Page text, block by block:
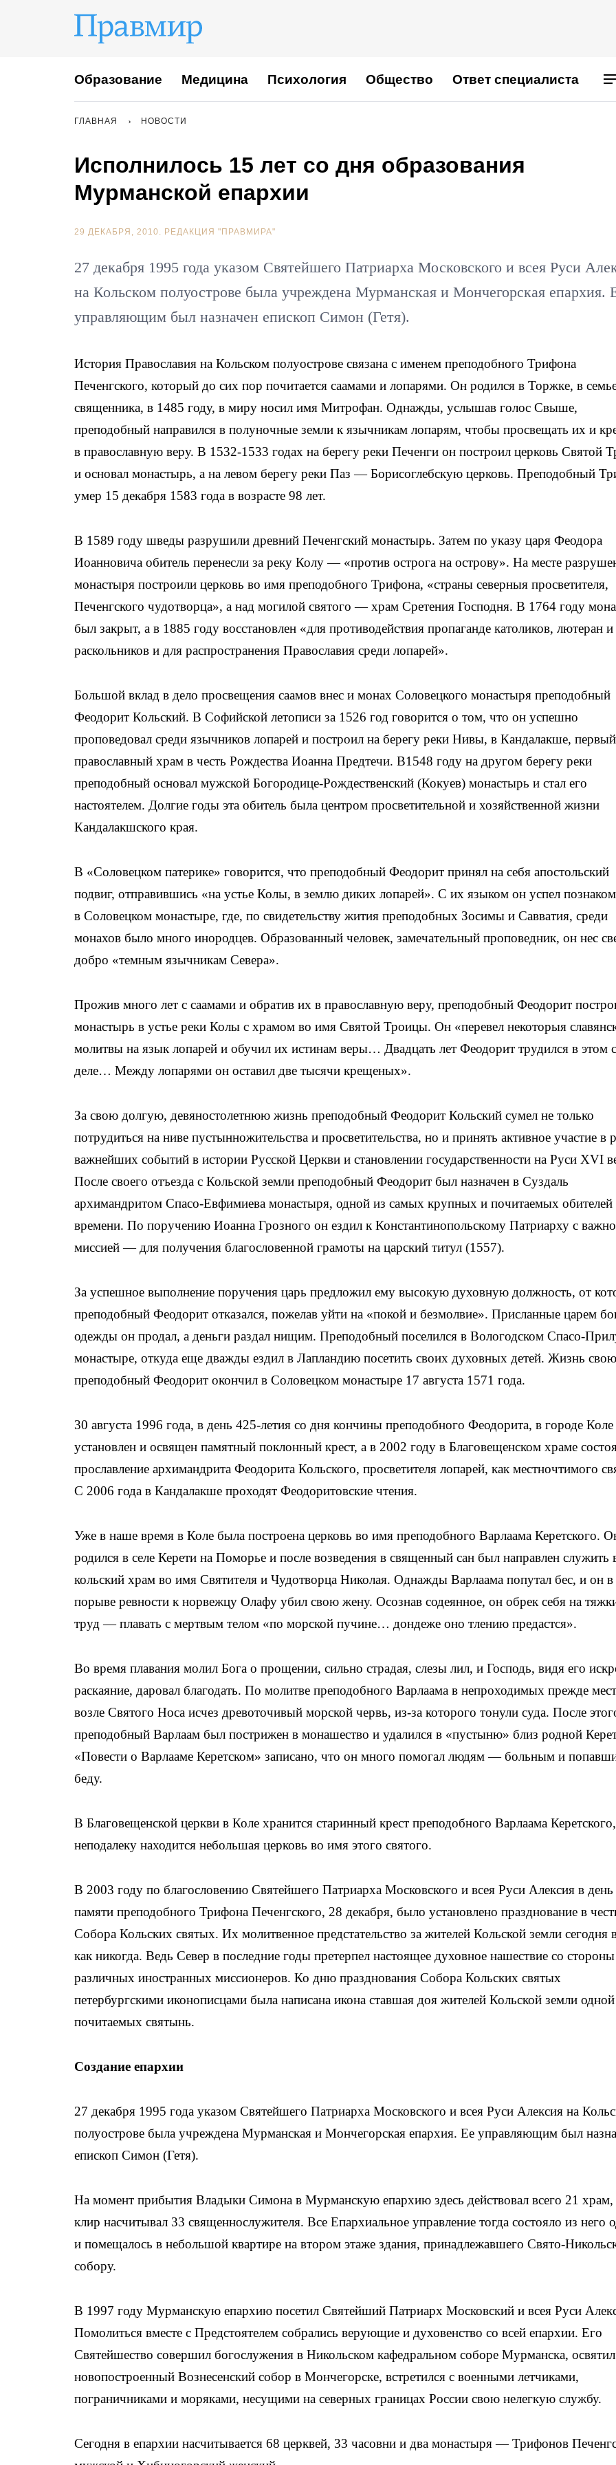
Образование Медицина Психология Общество Ответ специалиста
ГЛАВНАЯ НОВОСТИ
Исполнилось 15 лет со дня образования
Мурманской епархии
29 ДЕКАБРЯ, 2010. РЕДАКЦИЯ "ПРАВМИРА"
27 декабря 1995 года указом Святейшего Патриарха Московского и всея Руси
на Кольском полуострове была учреждена Мурманская и Мончегорская епархия.
управляющим был назначен епископ Симон (Гетя).
История Православия на Кольском полуострове связана с именем преподобного Трифона
Печенгского, который до сих пор почитается саамами и лопарями. Он родился в Торжке, в
священника, в 1485 году, в миру носил имя Митрофан. Однажды, услышав голос Свыше,
преподобный направился в полуночные земли к язычникам лопарям, чтобы просвещать их и
в православную веру. В 1532-1533 годах на берегу реки Печенги он построил церковь Святой
и основал монастырь, а на левом берегу реки Паз — Борисоглебскую церковь. Преподобный
умер 15 декабря 1583 года в возрасте 98 лет.
В 1589 году шведы разрушили древний Печенгский монастырь. Затем по указу царя Феодора
Иоанновича обитель перенесли за реку Колу — «против острога на острову». На месте
монастыря построили церковь во имя преподобного Трифона, «страны северныя просветителя,
Печенгского чудотворца», а над могилой святого — храм Сретения Господня. В 1764 году
был закрыт, а в 1885 году восстановлен «для противодействия пропаганде католиков, лютеран и
раскольников и для распространения Православия среди лопарей».
Большой вклад в дело просвещения саамов внес и монах Соловецкого монастыря преподобный
Феодорит Кольский. В Софийской летописи за 1526 год говорится о том, что он успешно
проповедовал среди язычников лопарей и построил на берегу реки Нивы, в Кандалакше, первый
православный храм в честь Рождества Иоанна Предтечи. В1548 году на другом берегу реки
преподобный основал мужской Богородице-Рождественский (Кокуев) монастырь и стал его
настоятелем. Долгие годы эта обитель была центром просветительной и хозяйственной жизни
Кандалакшского края.
В «Соловецком патерике» говорится, что преподобный Феодорит принял на себя апостольский
подвиг, отправившись «на устье Колы, в землю диких лопарей». С их языком он успел
в Соловецком монастыре, где, по свидетельству жития преподобных Зосимы и Савватия, среди
монахов было много инородцев. Образованный человек, замечательный проповедник, он нес
добро «темным язычникам Севера».
Прожив много лет с саамами и обратив их в православную веру, преподобный Феодорит
монастырь в устье реки Колы с храмом во имя Святой Троицы. Он «перевел некоторыя
молитвы на язык лопарей и обучил их истинам веры… Двадцать лет Феодорит трудился в этом
деле… Между лопарями он оставил две тысячи крещеных».
За свою долгую, девяностолетнюю жизнь преподобный Феодорит Кольский сумел не только
потрудиться на ниве пустынножительства и просветительства, но и принять активное участие в
важнейших событий в истории Русской Церкви и становлении государственности на Руси XVI
После своего отъезда с Кольской земли преподобный Феодорит был назначен в Суздаль
архимандритом Спасо-Евфимиева монастыря, одной из самых крупных и почитаемых обителей
времени. По поручению Иоанна Грозного он ездил к Константинопольскому Патриарху с
миссией — для получения благословенной грамоты на царский титул (1557).
За успешное выполнение поручения царь предложил ему высокую духовную должность, от
преподобный Феодорит отказался, пожелав уйти на «покой и безмолвие». Присланные царем
одежды он продал, а деньги раздал нищим. Преподобный поселился в Вологодском Спасо-
монастыре, откуда еще дважды ездил в Лапландию посетить своих духовных детей. Жизнь свою
преподобный Феодорит окончил в Соловецком монастыре 17 августа 1571 года.
30 августа 1996 года, в день 425-летия со дня кончины преподобного Феодорита, в городе
установлен и освящен памятный поклонный крест, а в 2002 году в Благовещенском храме
прославление архимандрита Феодорита Кольского, просветителя лопарей, как местночтимого
С 2006 года в Кандалакше проходят Феодоритовские чтения.
Уже в наше время в Коле была построена церковь во имя преподобного Варлаама Керетского.
родился в селе Керети на Поморье и после возведения в священный сан был направлен служить
кольский храм во имя Святителя и Чудотворца Николая. Однажды Варлаама попутал бес, и он в
порыве ревности к норвежцу Олафу убил свою жену. Осознав содеянное, он обрек себя на
труд — плавать с мертвым телом «по морской пучине… дондеже оно тлению предастся».
Во время плавания молил Бога о прощении, сильно страдая, слезы лил, и Господь, видя его
раскаяние, даровал благодать. По молитве преподобного Варлаама в непроходимых прежде
возле Святого Носа исчез древоточивый морской червь, из-за которого тонули суда. После
преподобный Варлаам был пострижен в монашество и удалился в «пустыню» близ родной
«Повести о Варлааме Керетском» записано, что он много помогал людям — больным и
беду.
В Благовещенской церкви в Коле хранится старинный крест преподобного Варлаама
неподалеку находится небольшая церковь во имя этого святого.
В 2003 году по благословению Святейшего Патриарха Московского и всея Руси Алексия в день
памяти преподобного Трифона Печенгского, 28 декабря, было установлено празднование в
Собора Кольских святых. Их молитвенное предстательство за жителей Кольской земли сегодня
как никогда. Ведь Север в последние годы претерпел настоящее духовное нашествие со стороны
различных иностранных миссионеров. Ко дню празднования Собора Кольских святых
петербургскими иконописцами была написана икона ставшая доя жителей Кольской земли
почитаемых святынь.
Создание епархии
27 декабря 1995 года указом Святейшего Патриарха Московского и всея Руси Алексия на
полуострове была учреждена Мурманская и Мончегорская епархия. Ее управляющим был
епископ Симон (Гетя).
На момент прибытия Владыки Симона в Мурманскую епархию здесь действовал всего 21 храм,
клир насчитывал 33 священнослужителя. Все Епархиальное управление тогда состояло из него
и помещалось в небольшой квартире на втором этаже здания, принадлежавшего Свято-
собору.
В 1997 году Мурманскую епархию посетил Святейший Патриарх Московский и всея Руси
Помолиться вместе с Предстоятелем собрались верующие и духовенство со всей епархии. Его
Святейшество совершил богослужения в Никольском кафедральном соборе Мурманска, освятил
новопостроенный Вознесенский собор в Мончегорске, встретился с военными летчиками,
пограничниками и моряками, несущими на северных границах России свою нелегкую службу.
Сегодня в епархии насчитывается 68 церквей, 33 часовни и два монастыря — Трифонов